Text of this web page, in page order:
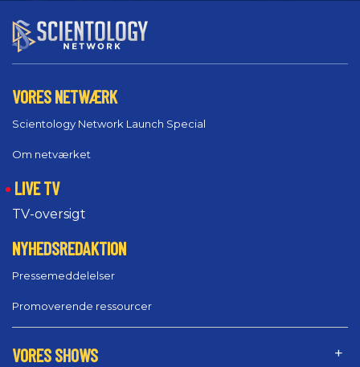
VORES NETWÆRK
Scientology Network Launch Special
Om netværket
LIVE TV
TV-oversigt
NYHEDSREDAKTION
Pressemeddelelser
Promoverende ressourcer
VORES SHOWS